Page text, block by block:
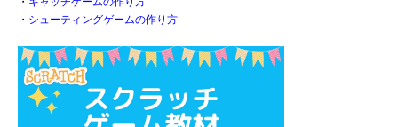
・ シューティングゲームの作り方